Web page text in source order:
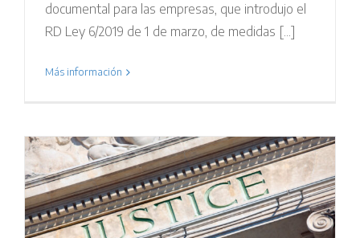
documental para las empresas, que introdujo el
RD Ley 6/2019 de 1 de marzo, de medidas [...]
Más información